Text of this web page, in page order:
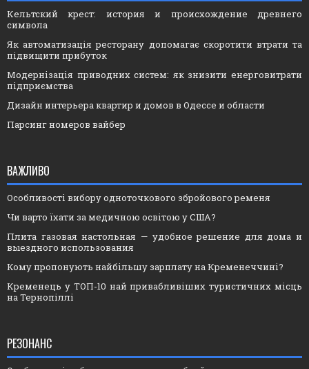
Кельтский крест: история и происхождение древнего
символа
Як автоматизація ресторану допомагає скоротити втрати та
підвищити прибуток
Модернізація приводних систем: як знизити енерговитрати
підприємства
Дизайн интерьера квартир и домов в Одессе и области
Парсинг номеров вайбер
ВАЖЛИВО
Особливості вибору одноточкового збройового ременя
Чи варто їхати за медичною освітою у США?
Плита газовая настольная — удобное решение для дома и
выездного использования
Кому пропонують найбільшу зарплату на Кременеччині?
Кременець у ТОП-10 най привабливіших туристичних місць
на Тернопіллі
РЕЗОНАНС